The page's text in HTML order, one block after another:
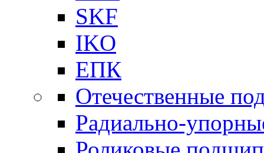
SKF
IKO
ЕПК
Отечественные
Радиально-